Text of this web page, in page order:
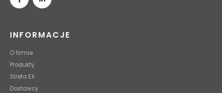
INFORMACJE
O firmie
Produkty
Strefa EX
Dostawcy